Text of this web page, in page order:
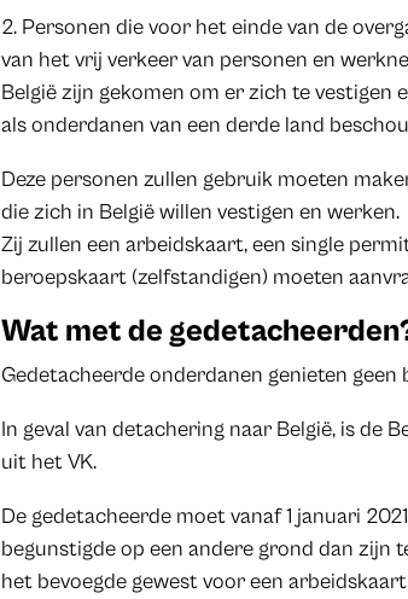
2. Personen die voor het einde van de
van het vrij verkeer van personen en
België zijn gekomen om er zich te vestigen
als onderdanen van een derde land
Deze personen zullen gebruik moeten
die zich in België willen vestigen en werken.
Zij zullen een arbeidskaart, een single
beroepskaart (zelfstandigen) moeten
Wat met de
Gedetacheerde onderdanen genieten
In geval van detachering naar België, is de
uit het VK.
De gedetacheerde moet vanaf 1 januari
begunstigde op een andere grond dan zijn
het bevoegde gewest voor een